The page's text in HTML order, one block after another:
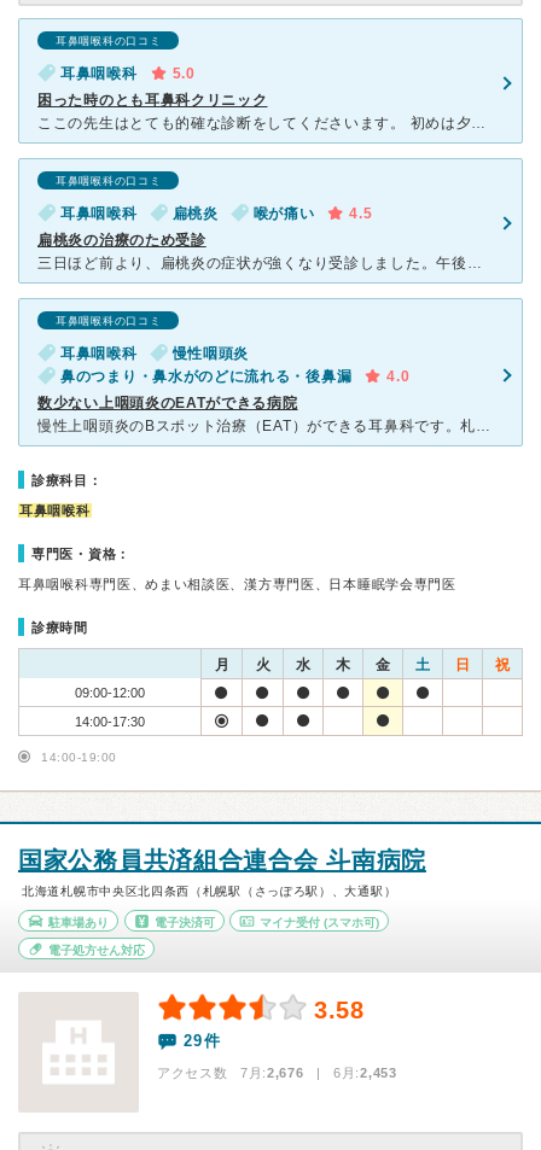
耳鼻咽喉科の口コミ
耳鼻咽喉科
5.0
困った時のとも耳鼻科クリニック
ここの先生はとても的確な診断をしてくださいます。 初めは夕方の北海道のニュースに人気な耳鼻科のお勧め紹介のような企画に先生が出ていて、色々な治療方法を用いていたりなど、そちらを見たのがきっかけで行く
耳鼻咽喉科の口コミ
耳鼻咽喉科 扁桃炎 喉が痛い
4.5
扁桃炎の治療のため受診
三日ほど前より、扁桃炎の症状が強くなり受診しました。午後イチでクリニックに到着しましたが、40〜50分くらい待つことになりました。 人柄の良い先生なので、困ったことは何でも話せます。欲しい薬を処
耳鼻咽喉科の口コミ
耳鼻咽喉科
慢性咽頭炎
鼻のつまり・鼻水がのどに流れる・後鼻漏
4.0
数少ない上咽頭炎のEATができる病院
慢性上咽頭炎のBスポット治療（EAT）ができる耳鼻科です。札幌市内では数件やってるところがありましたが、コロナの感染拡大を懸念して中断しているところもあるのでここが唯一みたいな感じです。 Bスポ
診療科目：
耳鼻咽喉科
専門医・資格：
耳鼻咽喉科専門医、めまい相談医、漢方専門医、日本睡眠学会専門医
診療時間
月 火 水 木 金 土 日 祝
09:00-12:00
14:00-17:30
14:00-19:00
国家公務員共済組合連合会 斗南病院
北海道札幌市中央区北四条西（札幌駅（さっぽろ駅）、大通駅）
駐車場あり 電子決済可 マイナ受付 (スマホ可)
電子処方せん対応
3.58
29件
アクセス数 7月:2,676 | 6月:2,453